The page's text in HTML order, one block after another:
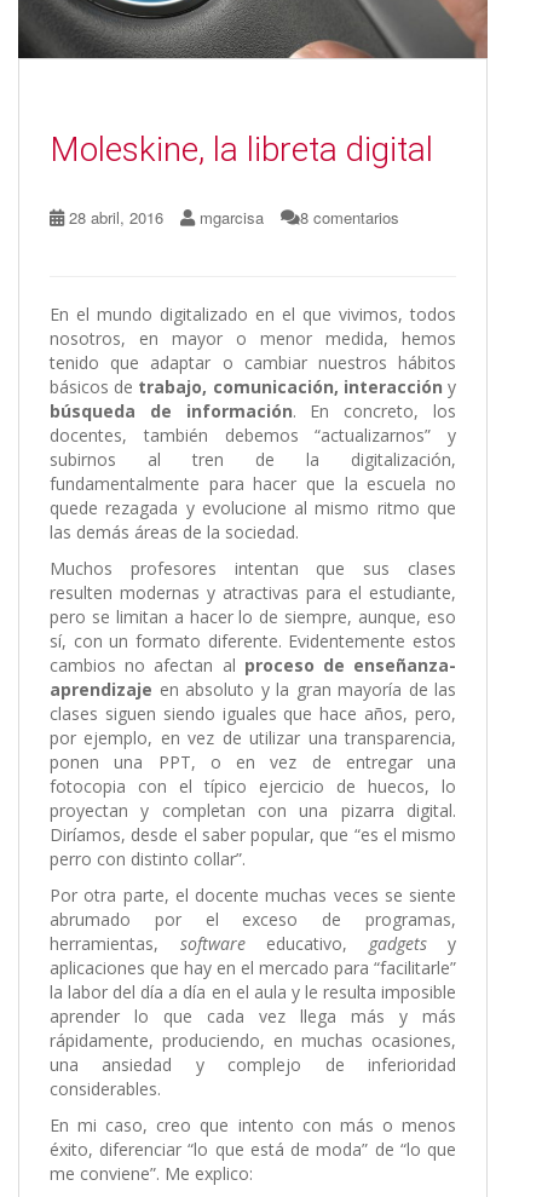
Moleskine, la libreta digital
28 abril, 2016 mgarcisa 8 comentarios
En el mundo digitalizado en el que vivimos, todos
nosotros, en mayor o menor medida, hemos
tenido que adaptar o cambiar nuestros hábitos
básicos de trabajo, comunicación, interacción y
búsqueda de información. En concreto, los
docentes, también debemos “actualizarnos” y
subirnos al tren de la digitalización,
fundamentalmente para hacer que la escuela no
quede rezagada y evolucione al mismo ritmo que
las demás áreas de la sociedad.
Muchos profesores intentan que sus clases
resulten modernas y atractivas para el estudiante,
pero se limitan a hacer lo de siempre, aunque, eso
sí, con un formato diferente. Evidentemente estos
cambios no afectan al proceso de enseñanza-
aprendizaje en absoluto y la gran mayoría de las
clases siguen siendo iguales que hace años, pero,
por ejemplo, en vez de utilizar una transparencia,
ponen una PPT, o en vez de entregar una
fotocopia con el típico ejercicio de huecos, lo
proyectan y completan con una pizarra digital.
Diríamos, desde el saber popular, que “es el mismo
perro con distinto collar”.
Por otra parte, el docente muchas veces se siente
abrumado por el exceso de programas,
herramientas, softwareeducativo, gadgetsy
aplicaciones que hay en el mercado para “facilitarle”
la labor del día a día en el aula y le resulta imposible
aprender lo que cada vez llega más y más
rápidamente, produciendo, en muchas ocasiones,
una ansiedad y complejo de inferioridad
considerables.
En mi caso, creo que intento con más o menos
éxito, diferenciar “lo que está de moda” de “lo que
me conviene”. Me explico: